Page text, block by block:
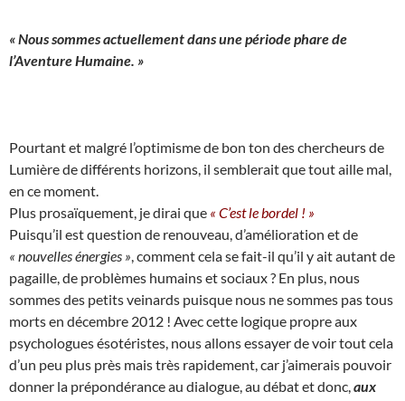
« Nous sommes actuellement dans une période phare de
l’Aventure Humaine. »
Pourtant et malgré l’optimisme de bon ton des chercheurs de
Lumière de différents horizons, il semblerait que tout aille mal,
en ce moment.
Plus prosaïquement, je dirai que « C’est le bordel ! »
Puisqu’il est question de renouveau, d’amélioration et de
« nouvelles énergies » , comment cela se fait-il qu’il y ait autant de
pagaille, de problèmes humains et sociaux ? En plus, nous
sommes des petits veinards puisque nous ne sommes pas tous
morts en décembre 2012 ! Avec cette logique propre aux
psychologues ésotéristes, nous allons essayer de voir tout cela
d’un peu plus près mais très rapidement, car j’aimerais pouvoir
donner la prépondérance au dialogue, au débat et donc, aux